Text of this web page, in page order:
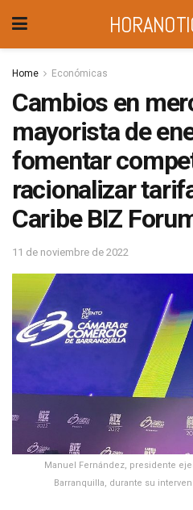
Home Económicas
Cambios en
mayorista de
fomentar
racionalizar
Caribe BIZ
11 de noviembre de 2022
Manuel Fernández, presidente
Barranquilla, durante su